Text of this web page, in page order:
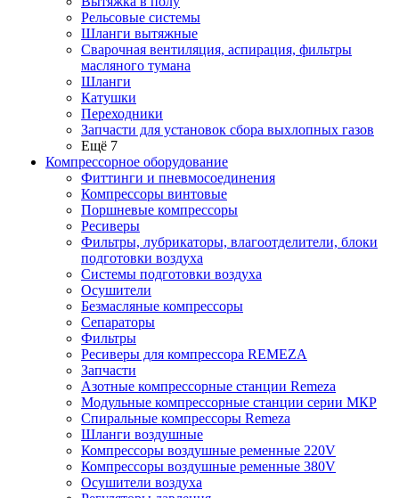
Рельсовые системы
Шланги вытяжные
Сварочная вентиляция, аспирация, фильтры
масляного тумана
Шланги
Катушки
Переходники
Запчасти для установок сбора выхлопных газов
Ещё 7
Компрессорное оборудование
Фиттинги и пневмосоединения
Компрессоры винтовые
Поршневые компрессоры
Ресиверы
Фильтры, лубрикаторы, влагоотделители, блоки
подготовки воздуха
Системы подготовки воздуха
Осушители
Безмасляные компрессоры
Сепараторы
Фильтры
Ресиверы для компрессора REMEZA
Запчасти
Азотные компрессорные станции Remeza
Модульные компрессорные станции серии МКР
Спиральные компрессоры Remeza
Шланги воздушные
Компрессоры воздушные ременные 220V
Компрессоры воздушные ременные 380V
Осушители воздуха